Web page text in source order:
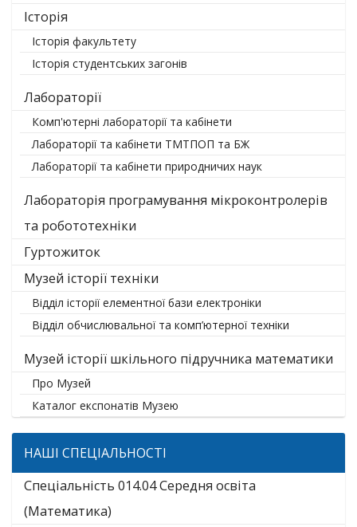
Історія
Історія факультету
Історія студентських загонів
Лабораторії
Комп'ютерні лабораторії та кабінети
Лабораторії та кабінети ТМТПОП та БЖ
Лабораторії та кабінети природничих наук
Лабораторія програмування мікроконтролерів
та робототехніки
Гуртожиток
Музей історії техніки
Відділ історії елементної бази електроніки
Відділ обчислювальної та комп’ютерної техніки
Музей історії шкільного підручника математики
Про Музей
Каталог експонатів Музею
НАШІ СПЕЦІАЛЬНОСТІ
Спеціальність 014.04 Середня освіта
(Математика)